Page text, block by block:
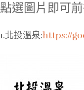
點選圖片即可
1.北投溫泉:https://